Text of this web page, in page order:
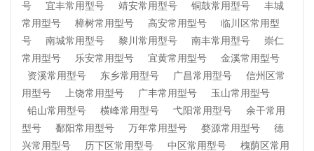
号
宜丰常用型号 靖安常用型号 铜鼓常用型号
丰城
常用型号
樟树常用型号 高安常用型号
临川区常用型
号
南城常用型号 黎川常用型号 南丰常用型号
崇仁
常用型号
乐安常用型号 宜黄常用型号
金溪常用型号
资溪常用型号
东乡常用型号 广昌常用型号
信州区常
用型号
上饶常用型号 广丰常用型号
玉山常用型号
铅山常用型号
横峰常用型号 弋阳常用型号
余干常用
型号
鄱阳常用型号 万年常用型号 婺源常用型号
德
兴常用型号
历下区常用型号 中区常用型号
槐荫区常用